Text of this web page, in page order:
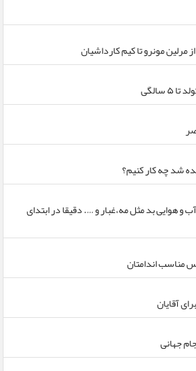
مرلین مونرو تا کیم کارداشیان
سالگی
شد چه کار کنیم؟
و هوایی بد مثل مه،غبار و …. دقیقا در ابتدای
مناسب اندامتان
آقایان
جهانی